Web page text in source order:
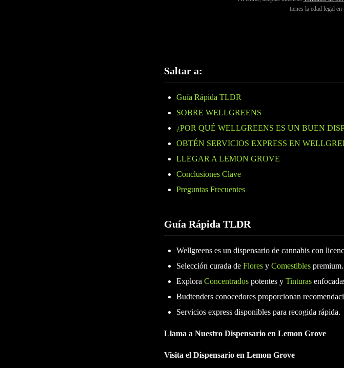
tienes la edad legal
acercarse a Wellgreens, donde nuestros budtenders
Saltar a:
Guía Rápida TLDR
SOBRE WELLGREENS
¿POR QUÉ WELLGREENS ES UN BUEN
OBTÉN SERVICIOS EXPRESS EN
LLEGAR A LEMON GROVE
Conclusiones Clave
Preguntas Frecuentes
Guía Rápida TLDR
Wellgreens es un dispensario de cannabis con
Selección curada de Flores y Comestibles premium.
Explora Concentrados potentes y Tinturas
Budtenders conocedores proporcionan
Servicios express disponibles para recogida rápida.
Llama a Nuestro Dispensario en Lemon Grove
Visita el Dispensario en Lemon Grove